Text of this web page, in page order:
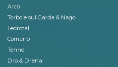
Arco
Torbole sul Garda & Nago
Ledrotal
Comano
Tenno
Dro & Drena